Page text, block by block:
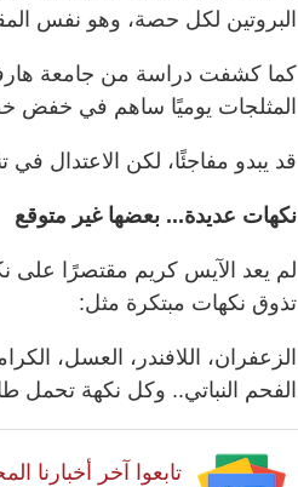
البروتين لكل حصة، وهو نفس
كما كشفت دراسة من جامعة
المثلجات يوميًا ساهم في خفض
قد يبدو مفاجئًا، لكن الاعتدال
نكهات عديدة... بعضها غير متوقع
لم يعد الآيس كريم مقتصرًا على
تذوق نكهات مبتكرة مثل:
الزعفران، اللافندر، العسل،
الفحم النباتي.. وكل نكهة تحمل
تابعوا آخر أخبارنا